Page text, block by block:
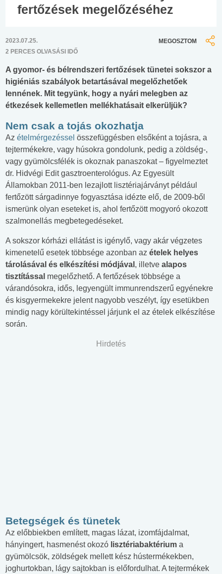
fertőzések megelőzéséhez
2023.07.25.
2 PERCES OLVASÁSI IDŐ
MEGOSZTOM
A gyomor- és bélrendszeri fertőzések tünetei sokszor a
higiéniás szabályok betartásával megelőzhetőek
lennének. Mit tegyünk, hogy a nyári melegben az
étkezések kellemetlen mellékhatásait elkerüljük?
Nem csak a tojás okozhatja
Az ételmérgezéssel összefüggésben elsőként a tojásra, a
tejtermékekre, vagy húsokra gondolunk, pedig a zöldség-,
vagy gyümölcsfélék is okoznak panaszokat – figyelmeztet
dr. Hidvégi Edit gasztroenterológus. Az Egyesült
Államokban 2011-ben lezajlott lisztériajárványt például
fertőzött sárgadinnye fogyasztása idézte elő, de 2009-ből
ismerünk olyan eseteket is, ahol fertőzött mogyoró okozott
szalmonellás megbetegedéseket.
A sokszor kórházi ellátást is igénylő, vagy akár végzetes
kimenetelű esetek többsége azonban az ételek helyes
tárolásával és elkészítési módjával , illetve alapos
tisztítással megelőzhető. A fertőzések többsége a
várandósokra, idős, legyengült immunrendszerű egyénekre
és kisgyermekekre jelent nagyobb veszélyt, így esetükben
mindig nagy körültekintéssel járjunk el az ételek elkészítése
során.
Hirdetés
Betegségek és tünetek
Az előbbiekben említett, magas lázat, izomfájdalmat,
hányingert, hasmenést okozó lisztériabaktérium a
gyümölcsök, zöldségek mellett kész hústermékekben,
joghurtokban, lágy sajtokban is előfordulhat. A tejtermékek